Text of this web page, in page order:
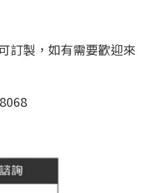
訂製，如有需要歡迎來